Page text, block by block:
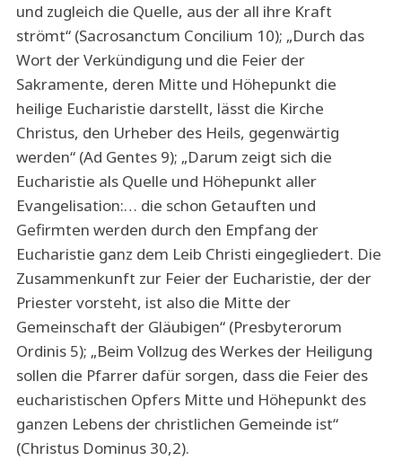
und zugleich die Quelle, aus der all ihre Kraft
strömt“ (Sacrosanctum Concilium 10); „Durch das
Wort der Verkündigung und die Feier der
Sakramente, deren Mitte und Höhepunkt die
heilige Eucharistie darstellt, lässt die Kirche
Christus, den Urheber des Heils, gegenwärtig
werden“ (Ad Gentes 9); „Darum zeigt sich die
Eucharistie als Quelle und Höhepunkt aller
Evangelisation:… die schon Getauften und
Gefirmten werden durch den Empfang der
Eucharistie ganz dem Leib Christi eingegliedert. Die
Zusammenkunft zur Feier der Eucharistie, der der
Priester vorsteht, ist also die Mitte der
Gemeinschaft der Gläubigen“ (Presbyterorum
Ordinis 5); „Beim Vollzug des Werkes der Heiligung
sollen die Pfarrer dafür sorgen, dass die Feier des
eucharistischen Opfers Mitte und Höhepunkt des
ganzen Lebens der christlichen Gemeinde ist“
(Christus Dominus 30,2).